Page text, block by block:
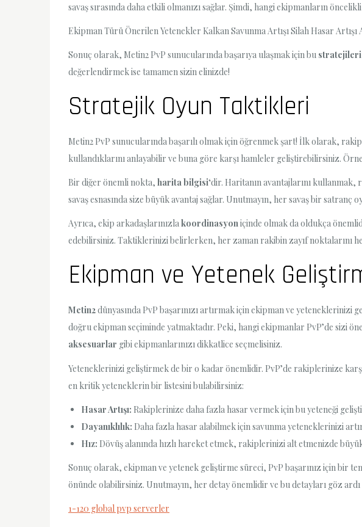
savaş sırasında daha etkili olmanızı sağlar. Şimdi, hangi ekipmanların
Ekipman Türü Önerilen Yetenekler Kalkan Savunma Artışı Silah Hasar
Sonuç olarak, Metin2 PvP sunucularında başarıya ulaşmak için bu stratejileri
değerlendirmek ise tamamen sizin elinizde!
Stratejik Oyun Taktikleri
Metin2 PvP sunucularında başarılı olmak için öğrenmek şart! İlk olarak,
kullandıklarını anlayabilir ve buna göre karşı hamleler geliştirebilirsiniz.
Bir diğer önemli nokta, harita bilgisi‘dir. Haritanın avantajlarını
savaş esnasında size büyük avantaj sağlar. Unutmayın, her savaş bir
Ayrıca, ekip arkadaşlarınızlakoordinasyoniçinde olmak da oldukça
edebilirsiniz. Taktiklerinizi belirlerken, her zaman rakibin zayıf noktalarını
Ekipman ve Yetenek
Metin2dünyasında PvP başarınızı artırmak için ekipman ve
doğru ekipman seçiminde yatmaktadır. Peki, hangi ekipmanlar PvP’de sizi
aksesuarlar gibi ekipmanlarınızı dikkatlice seçmelisiniz.
Yeteneklerinizi geliştirmek de bir o kadar önemlidir. PvP’de rakiplerinize
en kritik yeteneklerin bir listesini bulabilirsiniz:
Hasar Artışı: Rakiplerinize daha fazla hasar vermek için bu yeteneği
Dayanıklılık: Daha fazla hasar alabilmek için savunma yeteneklerinizi
Hız: Dövüş alanında hızlı hareket etmek, rakiplerinizi alt etmenizde
Sonuç olarak, ekipman ve yetenek geliştirme süreci, PvP başarınız için
önünde olabilirsiniz. Unutmayın, her detay önemlidir ve bu detayları göz
1-120 global pvp serverler